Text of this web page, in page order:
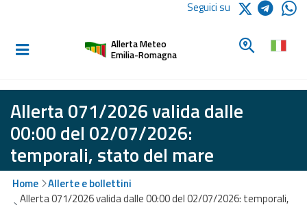
Informati e
Allerte E
Bollettini
Allerte e
Bollettini
Seguici su
Allerta Meteo
Emilia-Romagna
Cerca un
Allerta 071/2026 valida dalle
00:00 del 02/07/2026:
temporali, stato del mare
Home
Allerte e bollettini
Allerta 071/2026 valida dalle 00:00 del 02/07/2026: temporali,